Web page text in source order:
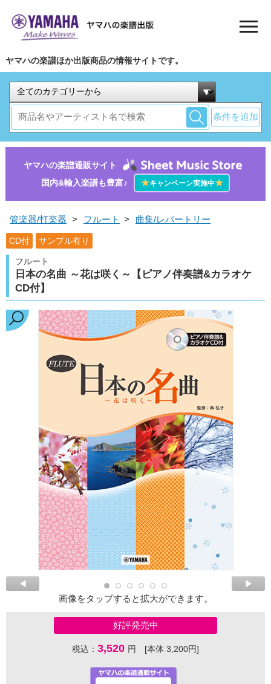
ヤマハの楽譜ほか出版商品の情報サイトです。
条件を追加
ヤマハの楽譜通販サイト
国内&輸入楽譜も豊富♪
★キャンペーン実施中★
管楽器/打楽器 > フルート > 曲集/レパートリー
CD付 サンプル有り
フルート
日本の名曲 ～花は咲く～【ピアノ伴奏譜&カラオケ
CD付】
画像をタップすると拡大ができます。
好評発売中
税込： 3,520 円 [本体 3,200円]